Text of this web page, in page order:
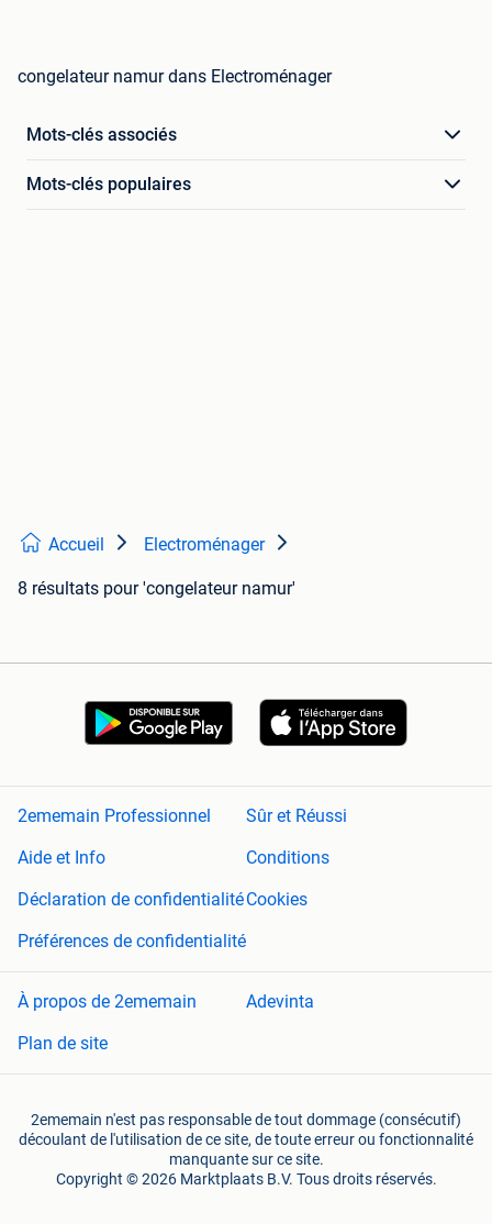
congelateur namur dans Electroménager
Mots-clés associés
Mots-clés populaires
Accueil Electroménager
8 résultats pour 'congelateur namur'
2ememain Professionnel
Sûr et Réussi
Aide et Info
Conditions
Déclaration de confidentialitéCookies
Préférences de confidentialité
À propos de 2ememain
Adevinta
Plan de site
2ememain n'est pas responsable de tout dommage (consécutif)
découlant de l'utilisation de ce site, de toute erreur ou fonctionnalité
manquante sur ce site.
Copyright © 2026 Marktplaats B.V. Tous droits réservés.